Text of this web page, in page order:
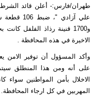
طهران/فارس:- أعلن قائد
و1700 قنينة رذاذ الفلفل
الاخيرة في هذه المحافظة .
وأكد المسؤول أن توفير الامن
على أنه ومن هذا المنطلق
الاخلال بأمن المواطنين سواء
المهربين في كل ارجاء المحافظة.